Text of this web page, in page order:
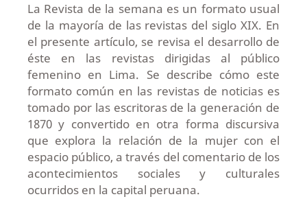
La Revista de la semana es un formato usual
de la mayoría de las revistas del siglo XIX. En
el presente artículo, se revisa el desarrollo de
éste en las revistas dirigidas al público
femenino en Lima. Se describe cómo este
formato común en las revistas de noticias es
tomado por las escritoras de la generación de
1870 y convertido en otra forma discursiva
que explora la relación de la mujer con el
espacio público, a través del comentario de los
acontecimientos sociales y culturales
ocurridos en la capital peruana.